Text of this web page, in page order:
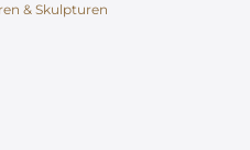
& Skulpturen